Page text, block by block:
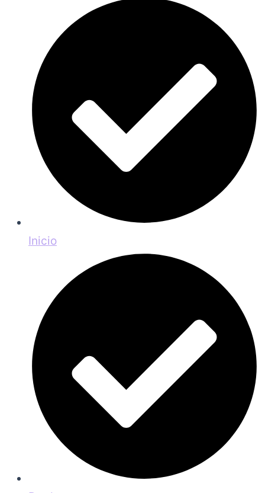
Inicio